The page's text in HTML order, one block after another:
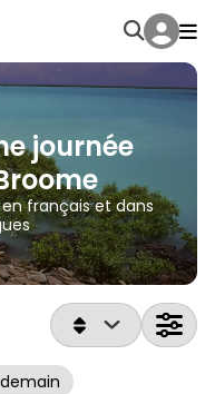
journée
français et dans